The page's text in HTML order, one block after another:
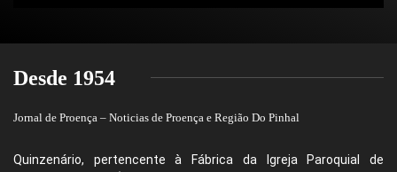
Desde 1954
Jornal de Proença – Noticias de Proença e Região Do Pinhal
Quinzenário, pertencente à Fábrica da Igreja Paroquial de